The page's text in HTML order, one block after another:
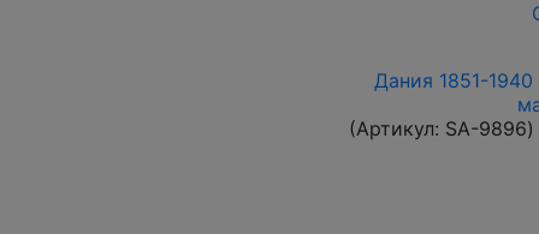
Дания 1851-
(Артикул: SA-9896)